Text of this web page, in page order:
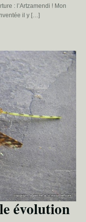
: l’Artzamendi ! Mon
il y […]
évolution